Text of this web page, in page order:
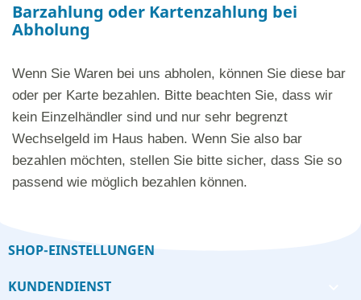
Barzahlung oder Kartenzahlung bei
Abholung
Wenn Sie Waren bei uns abholen, können Sie diese bar
oder per Karte bezahlen. Bitte beachten Sie, dass wir
kein Einzelhändler sind und nur sehr begrenzt
Wechselgeld im Haus haben. Wenn Sie also bar
bezahlen möchten, stellen Sie bitte sicher, dass Sie so
passend wie möglich bezahlen können.
SHOP-EINSTELLUNGEN
KUNDENDIENST